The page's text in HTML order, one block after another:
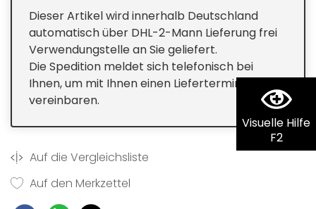
Visuelle Hilfe
F2
Dieser Artikel wird innerhalb Deutschland
automatisch über DHL-2-Mann Lieferung frei
Verwendungstelle an Sie geliefert.
Die Spedition meldet sich telefonisch bei
Ihnen, um mit Ihnen einen Liefertermin zu
vereinbaren.
Auf die Vergleichsliste
Auf den Merkzettel